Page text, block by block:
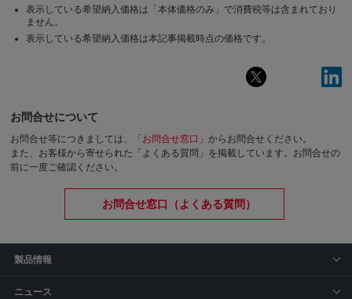
表示している希望納入価格は「本体価格のみ」で消費税等は含まれており
ません。
表示している希望納入価格は本記事掲載時点の価格です。
お問合せについて
お問合せ等につきましては、「 お問合せ窓口 」からお問合せください。
また、お客様から寄せられた「よくある質問」を掲載しています。お問合せの
前に一度ご確認ください。
お問合せ窓口（よくある質問）
製品情報
ニュース